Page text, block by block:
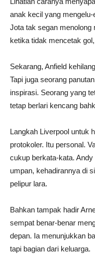
anak kecil yang
Jota tak segan menolong
ketika tidak mencetak
Sekarang, Anfield
Tapi juga seorang
inspirasi. Seorang yang
tetap berlari kencang
Langkah Liverpool untuk
protokoler. Itu personal.
cukup berkata-kata.
umpan, kehadirannya di
pelipur lara.
Bahkan tampak hadir
sempat benar-benar
depan. Ia menunjukkan
tapi bagian dari keluarga.